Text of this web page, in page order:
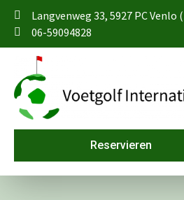
Langvenweg 33, 5927 PC Venlo
06-59094828
Reservieren